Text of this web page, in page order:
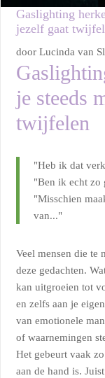
Gaslighting
jezelf gaat
doorLucinda van
je steeds
twijfelen
"Heb ik dat
"Ben ik echt zo
"Misschien
van..."
Veel mensen die te
deze gedachten.
kan uitgroeien tot
en zelfs aan je
van emotionele
of waarnemingen
Het gebeurt vaak
aan de hand is.